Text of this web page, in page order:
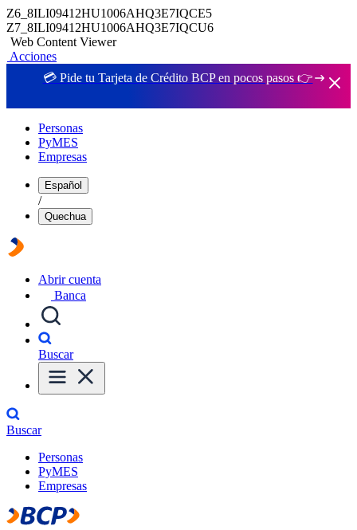
Z6_8ILI09412HU1006AHQ3E7IQCE5
Z7_8ILI09412HU1006AHQ3E7IQCU6
Web Content Viewer
Acciones
💳 Pide tu Tarjeta de Crédito BCP en pocos pasos 👉
Personas
PyMES
Empresas
Español
/
Quechua
Abrir cuenta
Banca
Buscar
Buscar
Personas
PyMES
Empresas